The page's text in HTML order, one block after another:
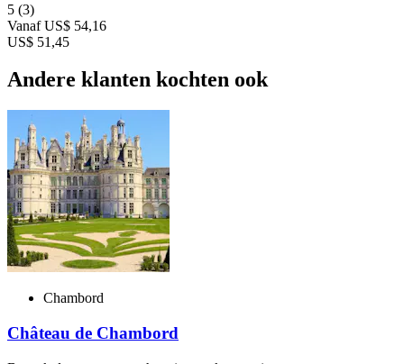
5 (3)
Vanaf US$ 54,16
US$ 51,45
Andere klanten kochten ook
Chambord
Château de Chambord